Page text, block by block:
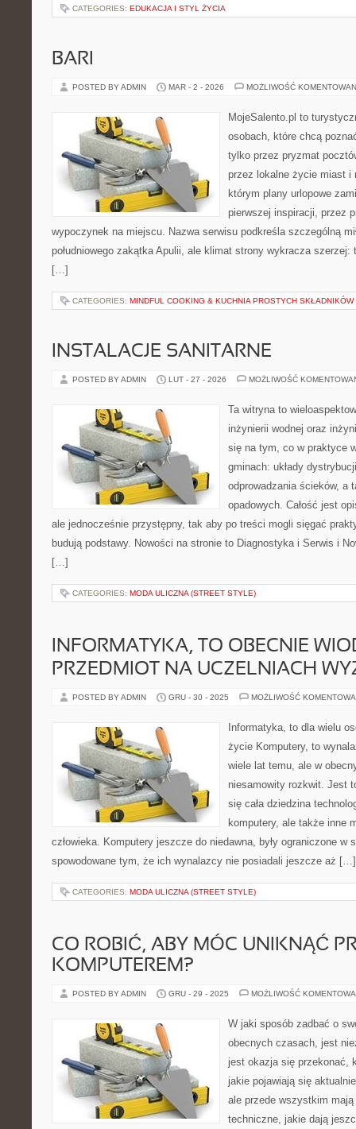
CATEGORIES: EDUKACJA I STYL ŻYCIA
BARI
POSTED BY ADMIN MAR - 2 - 2026 MOŻLIWOŚĆ
MojeSalento.pl to
osobach, które chcą
tylko przez pryzmat
przez lokalne życie miast i
którym plany urlopowe
pierwszej inspiracji, przez
wypoczynek na miejscu. Nazwa serwisu podkreśla szczególną
południowego zakątka Apulii, ale klimat strony wykracza szerzej:
[…]
CATEGORIES: MINDFUL COOKING & KUCHNIA PROSTYCH SKŁADNIKÓW
INSTALACJE SANITARNE
POSTED BY ADMIN LUT - 27 - 2026 MOŻLIWOŚĆ
Ta witryna to
inżynierii wodnej oraz
się na tym, co w praktyce
gminach: układy
odprowadzania ścieków, a
opadowych. Całość jest
ale jednocześnie przystępny, tak aby po treści mogli sięgać
budują podstawy. Nowości na stronie to Diagnostyka i Serwis i
[…]
CATEGORIES: MODA ULICZNA (STREET STYLE)
INFORMATYKA, TO OBECNIE
PRZEDMIOT NA UCZELNIACH
POSTED BY ADMIN GRU - 30 - 2025 MOŻLIWOŚĆ
Informatyka, to dla wielu
życie Komputery, to
wiele lat temu, ale w
niesamowity rozkwit. Jest
się cała dziedzina
komputery, ale także inne
człowieka. Komputery jeszcze do niedawna, były ograniczone w
spowodowane tym, że ich wynalazcy nie posiadali jeszcze aż […]
CATEGORIES: MODA ULICZNA (STREET STYLE)
CO ROBIĆ, ABY MÓC UNIKNĄĆ
KOMPUTEREM?
POSTED BY ADMIN GRU - 29 - 2025 MOŻLIWOŚĆ
W jaki sposób zadbać o
obecnych czasach, jest
jest okazja się przekonać,
jakie pojawiają się
ale przede wszystkim
techniczne, jakie dają